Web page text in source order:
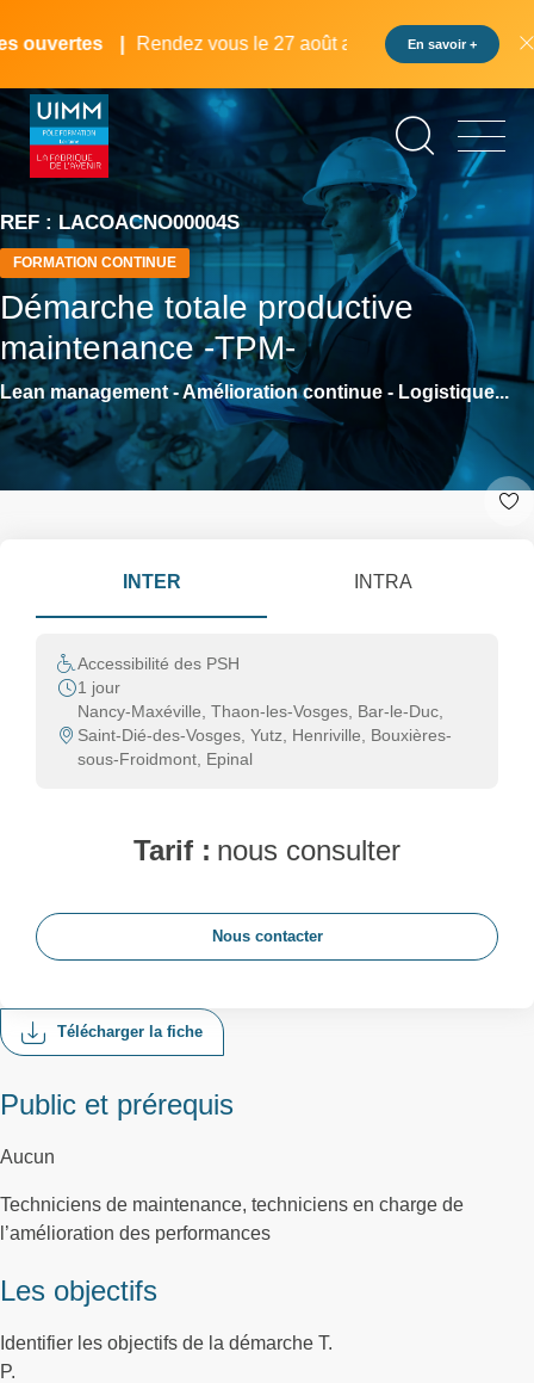
au
principal
Rendez vous le 27 août au pôle formation UIMM
En savoir +
REF : LACOACNO00004S
FORMATION CONTINUE
Démarche totale productive
maintenance -TPM-
Lean management - Amélioration continue - Logistique...
Télécharger la fiche
Public et prérequis
Aucun
Techniciens de maintenance, techniciens en charge de
l’amélioration des performances
Les objectifs
Identifier les objectifs de la démarche T.
P.
INTER INTRA
Accessibilité des PSH
1 jour
Nancy-Maxéville, Thaon-les-Vosges, Bar-le-Duc,
Saint-Dié-des-Vosges, Yutz, Henriville, Bouxières-
sous-Froidmont, Epinal
Tarif : nous consulter
Nous contacter